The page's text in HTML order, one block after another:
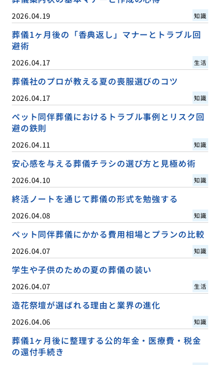
2026.04.19 知識
葬儀1ヶ月後の「香典返し」マナーとトラブル回
避術
2026.04.17 生活
葬儀社のプロが教える夏の喪服選びのコツ
2026.04.17 知識
ペット同伴葬儀におけるトラブル事例とリスク回
避の鉄則
2026.04.11 知識
安心感を与える葬儀チラシの選び方と見極め術
2026.04.10 知識
終活ノートを通じて葬儀の形式を勉強する
2026.04.08 知識
ペット同伴葬儀にかかる費用相場とプランの比較
2026.04.07 知識
学生や子供のための夏の葬儀の装い
2026.04.07 生活
造花祭壇が選ばれる理由と業界の進化
2026.04.06 知識
葬儀1ヶ月後に整理する公的年金・医療費・税金
の還付手続き